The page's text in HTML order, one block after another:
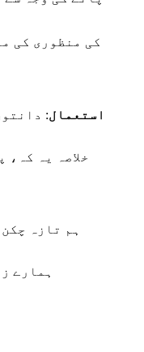
استعمال:
خلاصہ یہ
ہمارے